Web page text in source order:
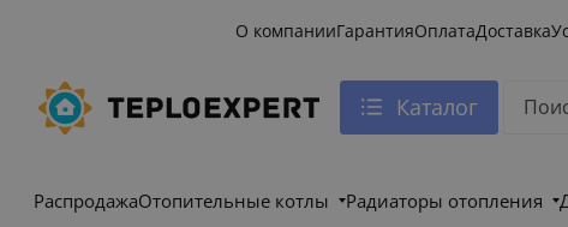
О компанииГарантияОплатаДоставка
Каталог
РаспродажаОтопительные котлы Радиаторы отопления